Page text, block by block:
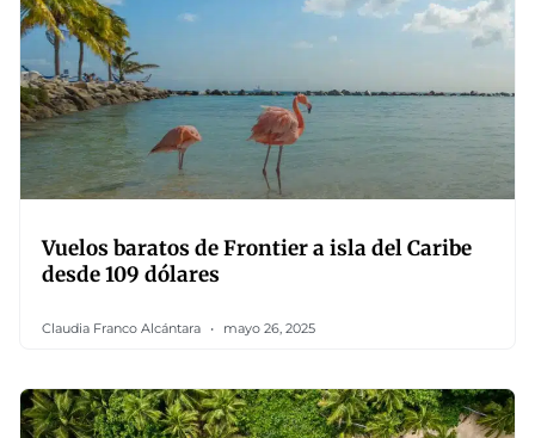
Vuelos baratos de Frontier a isla del Caribe
desde 109 dólares
Claudia Franco Alcántara mayo 26, 2025